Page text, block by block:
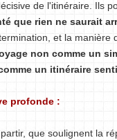
de l'itinéraire. Ils
que rien ne saurait
et la manière
non comme un
un itinéraire
profonde :
que soulignent la